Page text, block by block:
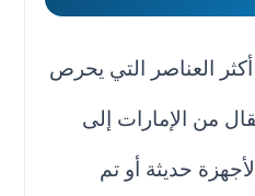
أكثر العناصر التي يحرص
من الإمارات إلى
حديثة أو تم